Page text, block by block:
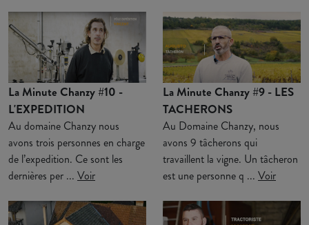
La Minute Chanzy #10 -
L'EXPEDITION
Au domaine Chanzy nous
avons trois personnes en charge
de l’expedition. Ce sont les
dernières per ... Voir
La Minute Chanzy #9 - LES
TACHERONS
Au Domaine Chanzy, nous
avons 9 tâcherons qui
travaillent la vigne. Un tâcheron
est une personne q ... Voir